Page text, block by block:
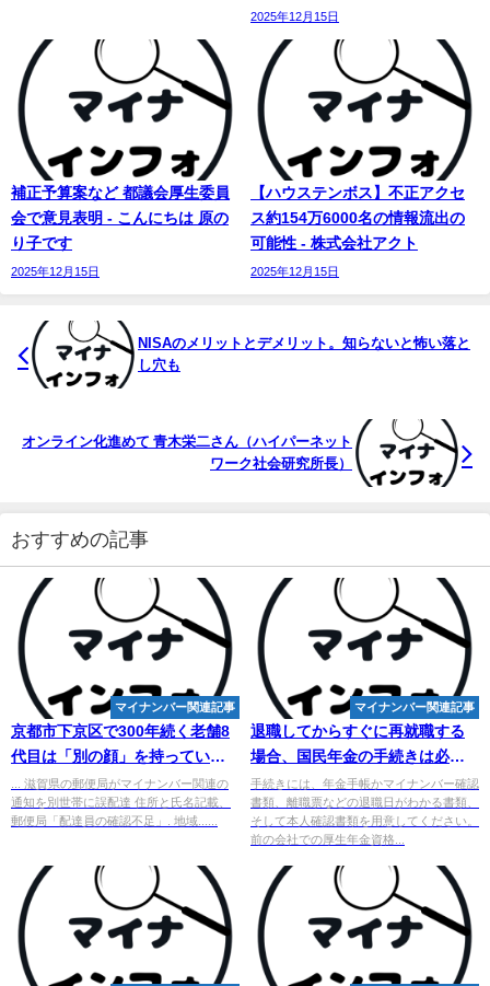
2025年12月15日
補正予算案など 都議会厚生委員
会で意見表明 - こんにちは 原の
り子です
2025年12月15日
【ハウステンボス】不正アクセ
ス約154万6000名の情報流出の
可能性 - 株式会社アクト
2025年12月15日
NISAのメリットとデメリット。知らないと怖い落と
し穴も
オンライン化進めて 青木栄二さん（ハイパーネット
ワーク社会研究所長）
おすすめの記事
マイナンバー関連記事
京都市下京区で300年続く老舗8
代目は「別の顔」を持っていた
尊敬する師と大阪でフェスに出
演
... 滋賀県の郵便局がマイナンバー関連の
通知を別世帯に誤配達 住所と氏名記載、
郵便局「配達員の確認不足」. 地域......
マイナンバー関連記事
退職してからすぐに再就職する
場合、国民年金の手続きは必要
ない？ - Yahoo!ニュース
手続きには、年金手帳かマイナンバー確認
書類、離職票などの退職日がわかる書類、
そして本人確認書類を用意してください。
前の会社での厚生年金資格...